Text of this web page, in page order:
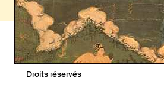
Droits réservés